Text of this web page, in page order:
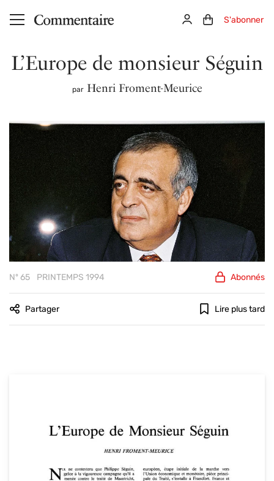
Aller au contenu principal ConnexionPanier (0)
S'abonner
L’Europe de monsieur Séguin
par Henri Froment-Meurice
Nº 65 PRINTEMPS 1994 Abonnés
Partager Lire plus tard